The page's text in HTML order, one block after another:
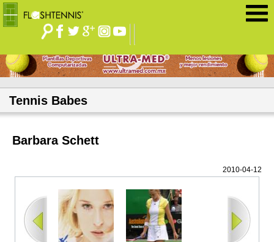
Tennis Babes
Barbara Schett
2010-04-12